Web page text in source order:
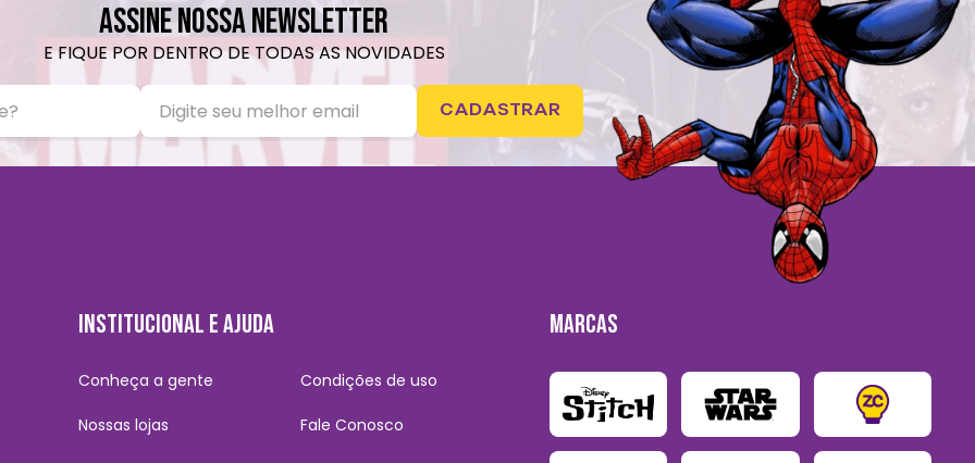
ASSINE NOSSA NEWSLETTER
E FIQUE POR DENTRO DE TODAS AS NOVIDADES
CADASTRAR
INSTITUCIONAL E AJUDA
Conheça a gente
Nossas lojas
Condições de uso
Fale Conosco
MARCAS